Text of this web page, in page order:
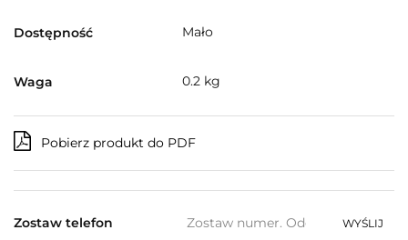
Dostępność Mało
Waga 0.2 kg
Pobierz produkt do PDF
Zostaw telefon WYŚLIJ